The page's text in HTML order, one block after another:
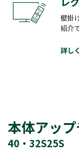
壁掛
紹介
詳し
本体アッ
40・32S25S